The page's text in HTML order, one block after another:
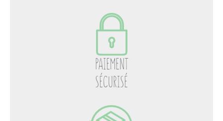
PAIEMENT
SÉCURISÉ